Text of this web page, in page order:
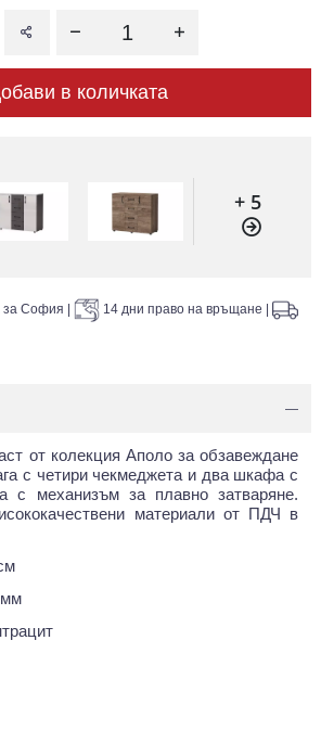
в количката
+ 5
за София 14 дни право на връщане
—
от колекция Аполо за обзавеждане
с четири чекмеджета и два шкафа с
с механизъм за плавно затваряне.
материали от ПДЧ в